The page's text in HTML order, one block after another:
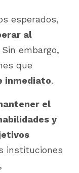
esperados,
al
embargo,
que
inmediato.
el
y
instituciones
,